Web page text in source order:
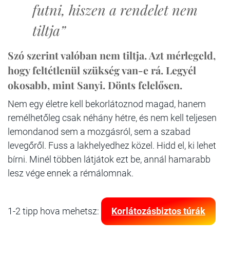
futni, hiszen a rendelet nem
tiltja”
Szó szerint valóban nem tiltja. Azt mérlegeld,
hogy feltétlenül szükség van-e rá. Legyél
okosabb, mint Sanyi. Dönts felelősen.
Nem egy életre kell bekorlátoznod magad, hanem
remélhetőleg csak néhány hétre, és nem kell teljesen
lemondanod sem a mozgásról, sem a szabad
levegőről. Fuss a lakhelyedhez közel. Hidd el, ki lehet
bírni. Minél többen látjátok ezt be, annál hamarabb
lesz vége ennek a rémálomnak.
1-2 tipp hova mehetsz: Korlátozásbiztos túrák